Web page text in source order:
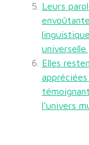
Leurs
universelle.
Elles
l’univers